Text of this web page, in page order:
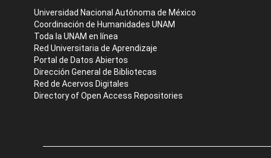
Universidad Nacional Autónoma de México
Coordinación de Humanidades UNAM
Toda la UNAM en línea
Red Universitaria de Aprendizaje
Portal de Datos Abiertos
Dirección General de Bibliotecas
Red de Acervos Digitales
Directory of Open Access Repositories